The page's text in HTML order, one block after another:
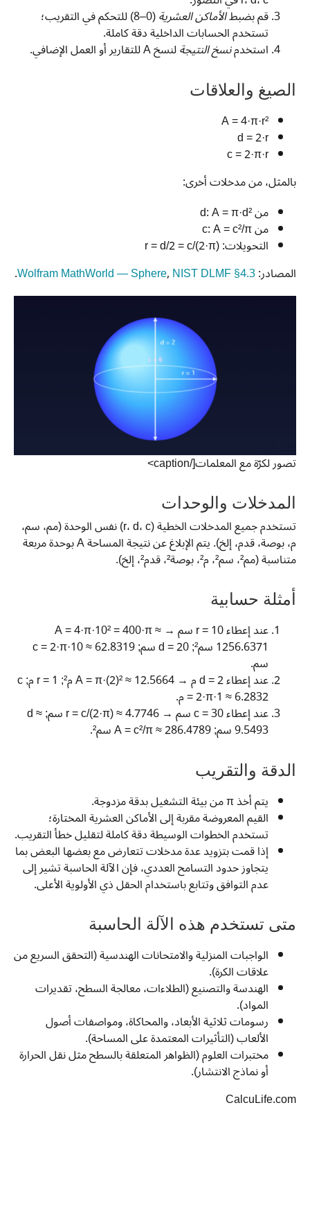
قم بضبطالأماكن العشرية (0–8) للتحكم في التقريب؛
تستخدم الحسابات الداخلية دقة كاملة.
استخدمنسخ النتيجةلنسخ A للتقارير أو العمل الإضافي.
الصيغ والعلاقات
A = 4·π·r²
d = 2·r
c = 2·π·r
بالمثل، من مدخلات أخرى:
من d: A = π·d²
من c: A = c²/π
التحويلات: r = d/2 = c/(2·π)
المصادر:
Wolfram MathWorld — Sphere,NIST DLMF §4.3
.
تصور لكرّة مع المعلمات[/caption>
المدخلات والوحدات
تستخدم جميع المدخلات الخطية (r، d، c) نفس الوحدة (مم، سم،
م، بوصة، قدم، إلخ). يتم الإبلاغ عن نتيجة المساحة A بوحدة مربعة
متناسبة (مم²، سم²، م²، بوصة²، قدم²، إلخ).
أمثلة حسابية
عند إعطاء r = 10 سم → A = 4·π·10² = 400·π ≈
1256.6371 سم²; d = 20 سم; c = 2·π·10 ≈ 62.8319
سم.
عند إعطاء d = 2 م → A = π·(2)² ≈ 12.5664 م²; r = 1 م; c
= 2·π·1 ≈ 6.2832 م.
عند إعطاء c = 30 سم → r = c/(2·π) ≈ 4.7746 سم; d ≈
9.5493 سم; A = c²/π ≈ 286.4789 سم².
الدقة والتقريب
يتم أخذ π من بيئة التشغيل بدقة مزدوجة.
القيم المعروضة مقربة إلى الأماكن العشرية المختارة؛
تستخدم الخطوات الوسيطة دقة كاملة لتقليل خطأ التقريب.
إذا قمت بتزويد عدة مدخلات تتعارض مع بعضها البعض بما
يتجاوز حدود التسامح العددي، فإن الآلة الحاسبة تشير إلى
عدم التوافق وتتابع باستخدام الحقل ذي الأولوية الأعلى.
متى تستخدم هذه الآلة الحاسبة
الواجبات المنزلية والامتحانات الهندسية (التحقق السريع من
علاقات الكرة).
الهندسة والتصنيع (الطلاءات، معالجة السطح، تقديرات
المواد).
رسومات ثلاثية الأبعاد، والمحاكاة، ومواصفات أصول
الألعاب (التأثيرات المعتمدة على المساحة).
مختبرات العلوم (الظواهر المتعلقة بالسطح مثل نقل الحرارة
أو نماذج الانتشار).
CalcuLife.com